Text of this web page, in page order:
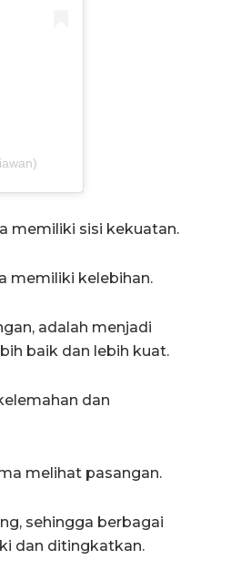
memiliki sisi kekuatan.
memiliki kelebihan.
adalah menjadi
baik dan lebih kuat.
dan
melihat pasangan.
sehingga berbagai
dan ditingkatkan.